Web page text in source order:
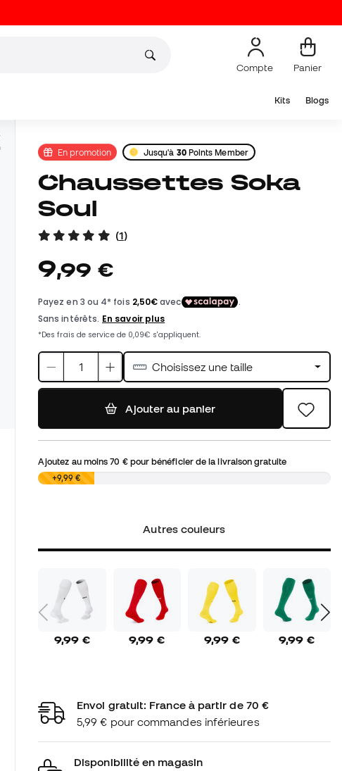
Compte Panier
Kits Blogs
En promotion Jusqu'à 30Points Member
Chaussettes Soka
Soul
(1)
9,99 €
Choisissez une taille
Ajouter au panier
Ajoutez au moins70 €pour bénéficier de la livraison gratuite
0,00 €+9,99 €
Autres couleurs
9,99 € 9,99 € 9,99 € 9,99 €
Envoi gratuit: France à partir de 70 €
5,99 € pour commandes inférieures
Disponibilité en magasin